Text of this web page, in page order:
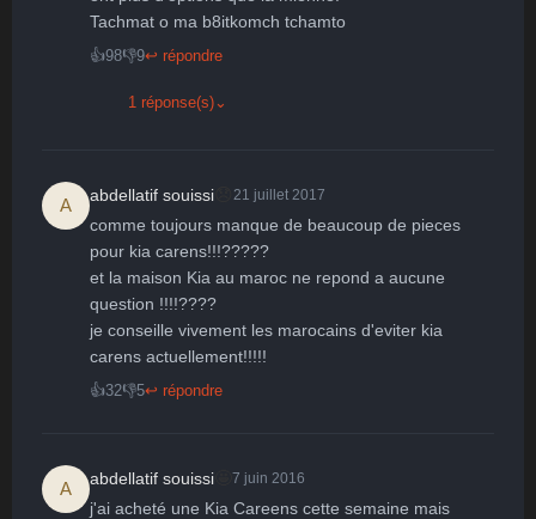
Tachmat o ma b8itkomch tchamto
👍98👎9↩ répondre
1 réponse(s) ⌄
A
abdellatif souissi 21 juillet 2017
comme toujours manque de beaucoup de pieces
pour kia carens!!!?????
et la maison Kia au maroc ne repond a aucune
question !!!!????
je conseille vivement les marocains d'eviter kia
carens actuellement!!!!!
👍32👎5↩ répondre
A
abdellatif souissi 7 juin 2016
j'ai acheté une Kia Careens cette semaine mais